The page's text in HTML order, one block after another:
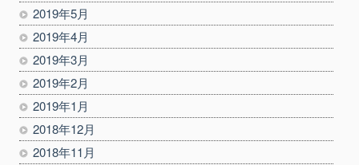
2019年5月
2019年4月
2019年3月
2019年2月
2019年1月
2018年12月
2018年11月